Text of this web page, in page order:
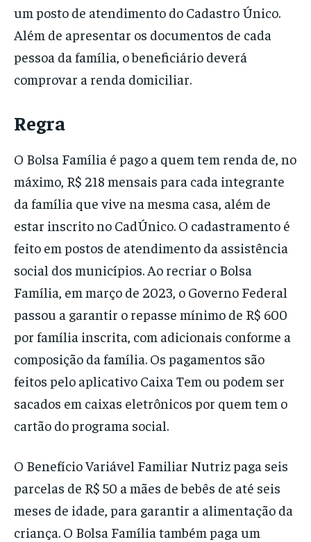
um posto de atendimento do Cadastro Único.
Além de apresentar os documentos de cada
pessoa da família, o beneficiário deverá
comprovar a renda domiciliar.
Regra
O Bolsa Família é pago a quem tem renda de, no
máximo, R$ 218 mensais para cada integrante
da família que vive na mesma casa, além de
estar inscrito no CadÚnico. O cadastramento é
feito em postos de atendimento da assistência
social dos municípios. Ao recriar o Bolsa
Família, em março de 2023, o Governo Federal
passou a garantir o repasse mínimo de R$ 600
por família inscrita, com adicionais conforme a
composição da família. Os pagamentos são
feitos pelo aplicativo Caixa Tem ou podem ser
sacados em caixas eletrônicos por quem tem o
cartão do programa social.
O Benefício Variável Familiar Nutriz paga seis
parcelas de R$ 50 a mães de bebês de até seis
meses de idade, para garantir a alimentação da
criança. O Bolsa Família também paga um